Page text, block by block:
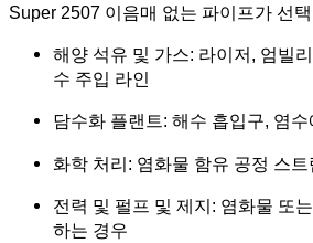
Super 2507 이음매 없는 파이프가 선
해양 석유 및 가스: 라이저, 엄빌
수 주입 라인
담수화 플랜트: 해수 흡입구, 염
화학 처리: 염화물 함유 공정 스트
전력 및 펄프 및 제지: 염화물 또
하는 경우